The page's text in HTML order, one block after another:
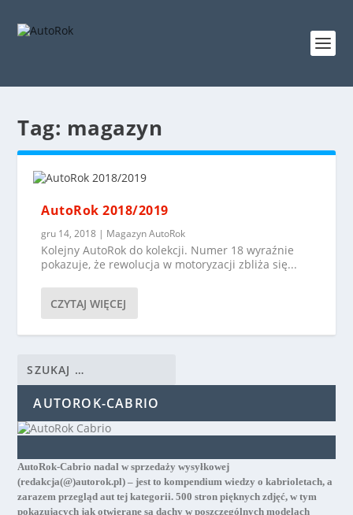
Tag: magazyn
AutoRok 2018/2019
gru 14, 2018 | Magazyn AutoRok
Kolejny AutoRok do kolekcji. Numer 18 wyraźnie
pokazuje, że rewolucja w motoryzacji zbliża się...
CZYTAJ WIĘCEJ
AUTOROK-CABRIO
AutoRok-Cabrio nadal w sprzedaży wysyłkowej
(redakcja(@)autorok.pl) – jest to kompendium wiedzy o kabrioletach, a
zarazem przegląd aut tej kategorii. 500 stron pięknych zdjęć, w tym
pokazujących jak otwierane są dachy w poszczególnych modelach